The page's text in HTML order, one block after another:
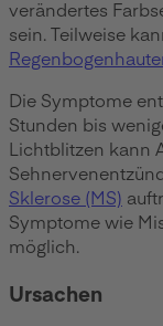
verändertes
sein. Teilweise
Die Symptome
Stunden bis
Lichtblitzen kann
Sklerose (MS)
Symptome wie
möglich.
Ursachen